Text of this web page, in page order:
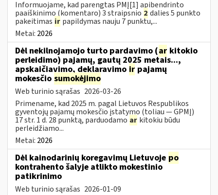
Informuojame, kad parengtas PMĮ[1] apibendrinto
paaiškinimo (komentaro) 3 straipsnio 2 dalies 5 punkto
pakeitimas ir papildymas nauju 7 punktu,...
Metai: 2026
Dėl nekilnojamojo turto pardavimo (ar kitokio
perleidimo) pajamų, gautų 2025 metais...,
apskaičiavimo, deklaravimo ir pajamų
mokesčio sumokėjimo
Web turinio sąrašas 2026-03-26
Primename, kad 2025 m. pagal Lietuvos Respublikos
gyventojų pajamų mokesčio įstatymo (toliau — GPMĮ)
17 str. 1 d. 28 punktą, parduodamo ar kitokiu būdu
perleidžiamo...
Metai: 2026
Dėl kainodarinių koregavimų Lietuvoje po
kontrahento šalyje atlikto mokestinio
patikrinimo
Web turinio sąrašas 2026-01-09